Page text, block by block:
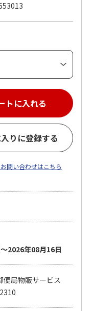
トに入れる
りに登録する
問い合わせはこちら
2026年08月16日
便局物販サービス